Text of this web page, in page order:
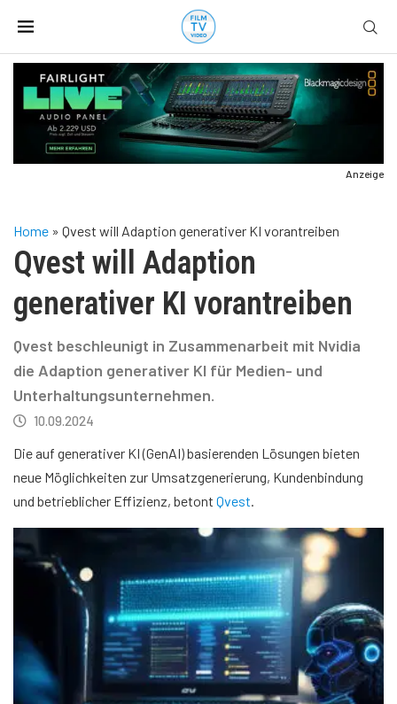
Anzeige
Home » Qvest will Adaption generativer KI vorantreiben
Qvest will Adaption
generativer KI vorantreiben
Qvest beschleunigt in Zusammenarbeit mit Nvidia
die Adaption generativer KI für Medien- und
Unterhaltungsunternehmen.
10.09.2024
Die auf generativer KI (GenAI) basierenden Lösungen bieten
neue Möglichkeiten zur Umsatzgenerierung, Kundenbindung
und betrieblicher Effizienz, betont Qvest